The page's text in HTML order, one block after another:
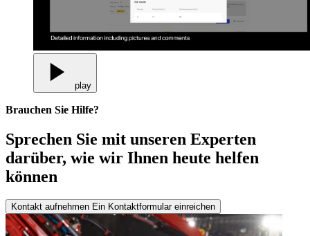
play
Brauchen Sie Hilfe?
Sprechen Sie mit unseren Experten
darüber, wie wir Ihnen heute helfen
können
Kontakt aufnehmen Ein Kontaktformular einreichen